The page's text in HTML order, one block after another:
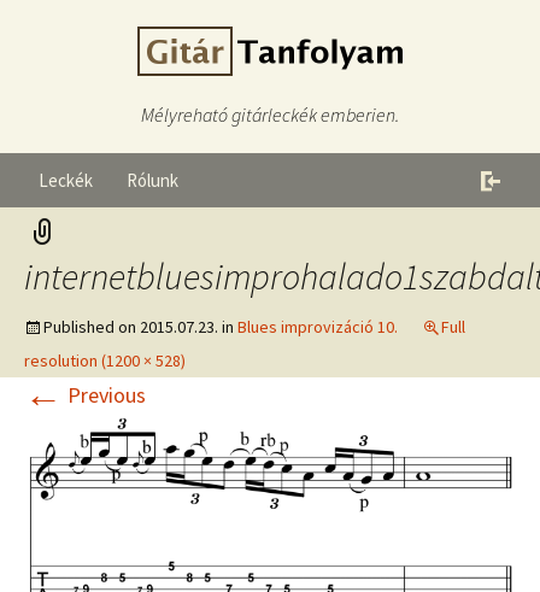
Mélyreható gitárleckék emberien.
Leckék Rólunk
Published on 2015.07.23. in Blues improvizáció 10.
Full
resolution (1200 × 528)
← Previous